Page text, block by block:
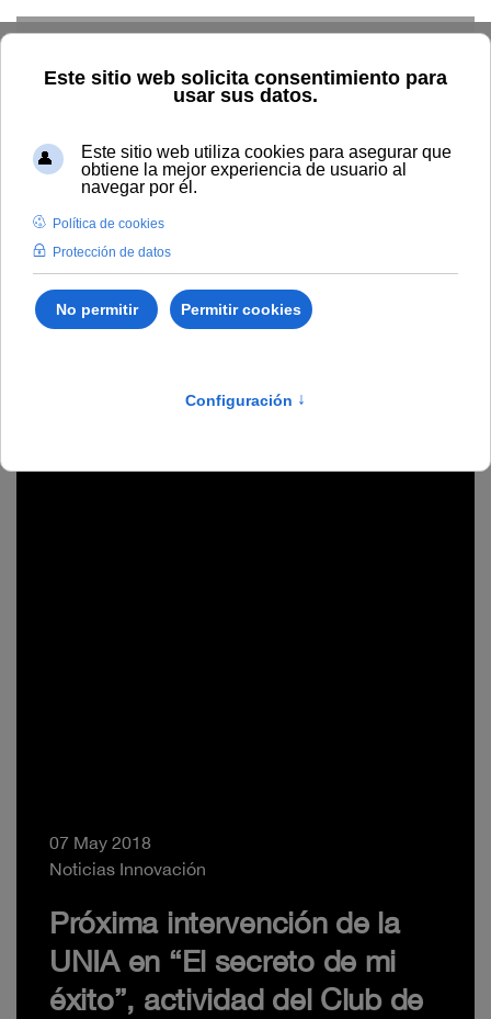
07 May 2018
Noticias Innovación
Próxima intervención de la
UNIA en “El secreto de mi
éxito”, actividad del Club de